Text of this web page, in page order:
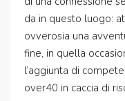
da in questo luogo:
ovverosia una
fine, in quella
l’aggiunta di
over40 in caccia di